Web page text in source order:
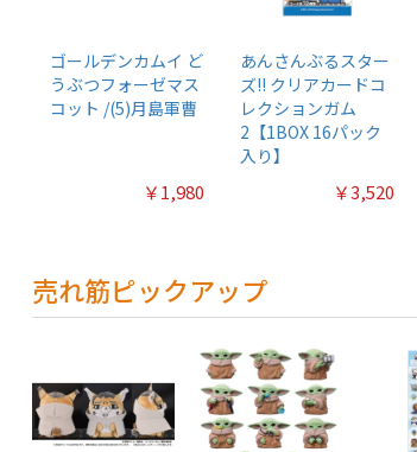
ゴールデンカムイ ど
うぶつフォーゼマス
コット /(5)月島軍曹
￥1,980
あんさんぶるスター
ズ!! クリアカードコ
レクションガム
2【1BOX 16パック
入り】
￥3,520
売れ筋ピックアップ